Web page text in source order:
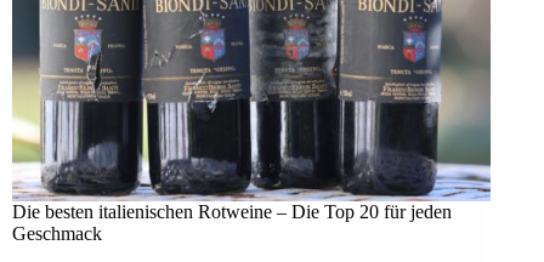
Die besten italienischen Rotweine – Die Top 20 für jeden
Geschmack